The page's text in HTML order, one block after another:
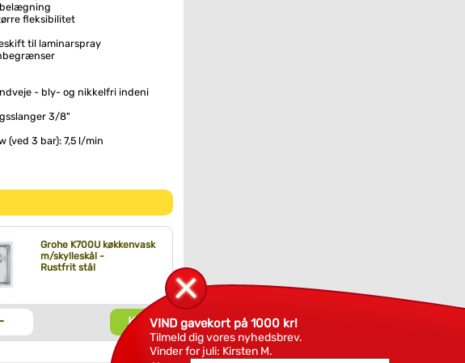
belægning
fleksibilitet
til laminarspray
- bly- og nikkelfri indeni
3/8"
(ved 3 bar): 7,5 l/min
Grohe K700U køkkenvask
m/skylleskål -
Rustfrit stål
KøbVIND gavekort på 1000 kr!
Tilmeld dig vores nyhedsbrev.
Vinder for juli: Kirsten M.